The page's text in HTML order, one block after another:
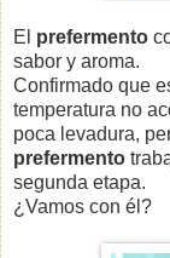
El prefermento
sabor y aroma.
Confirmado que
temperatura no
poca levadura,
prefermento
segunda etapa.
¿Vamos con él?